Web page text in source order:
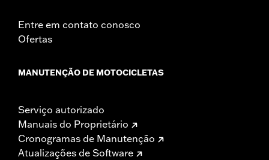
Entre em contato conosco
Ofertas
MANUTENÇÃO DE MOTOCICLETAS
Serviço autorizado
Manuais do Proprietário
Cronogramas de Manutenção
Atualizações de Software